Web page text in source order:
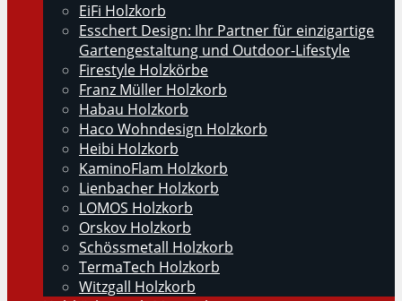
EiFi Holzkorb
Esschert Design: Ihr Partner für einzigartige
Gartengestaltung und Outdoor-Lifestyle
Firestyle Holzkörbe
Franz Müller Holzkorb
Habau Holzkorb
Haco Wohndesign Holzkorb
Heibi Holzkorb
KaminoFlam Holzkorb
Lienbacher Holzkorb
LOMOS Holzkorb
Orskov Holzkorb
Schössmetall Holzkorb
TermaTech Holzkorb
Witzgall Holzkorb